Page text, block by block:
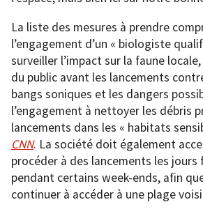
La liste des mesures à prendre
l’engagement d’un « biologiste
surveiller l’impact sur la faune
du public avant les lancements
bangs soniques et les dangers
l’engagement à nettoyer les débris
lancements dans les « habitats
CNN. La société doit également
procéder à des lancements les jours
pendant certains week-ends, afin
continuer à accéder à une plage